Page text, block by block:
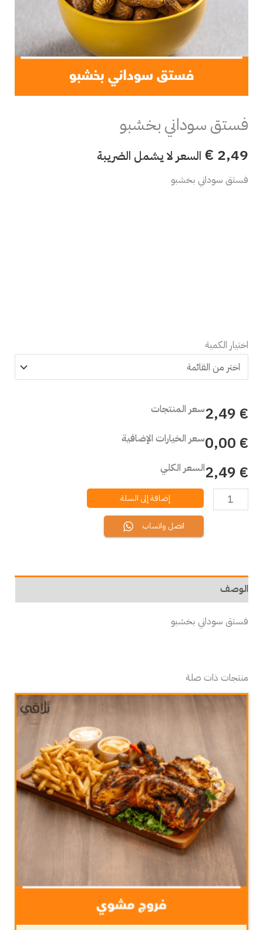
فستق سوداني بخشبو
€ 2,49 السعر لا يشمل الضريبة
فستق سوداني بخشبو
اختيار الكمية
سعر المنتجات € 2,49
سعر الخيارات الإضافية € 0,00
السعر الكلي € 2,49
إضافة إلى السلة
اتصل واتساب
الوصف
فستق سوداني بخشبو
منتجات ذات صلة